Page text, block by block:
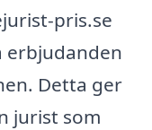
pris.se
erbjudanden
Detta ger
jurist som